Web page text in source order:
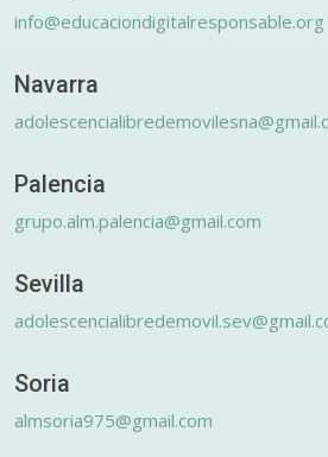
info@educaciondigitalresponsable.org
Navarra
Palencia
grupo.alm.palencia@gmail.com
Sevilla
Soria
almsoria975@gmail.com